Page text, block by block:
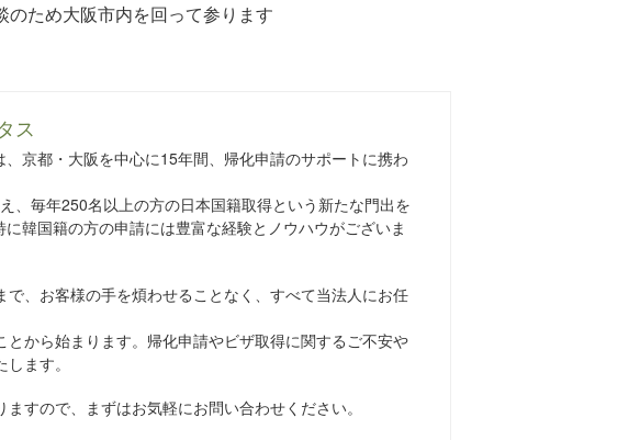
ため大阪市内を回って参ります
ス
京都・大阪を中心に15年間、帰化申請のサポートに携わ
、毎年250名以上の方の日本国籍取得という新たな門出を
韓国籍の方の申請には豊富な経験とノウハウがございま
、お客様の手を煩わせることなく、すべて当法人にお任
から始まります。帰化申請やビザ取得に関するご不安や
ます。
すので、まずはお気軽にお問い合わせください。